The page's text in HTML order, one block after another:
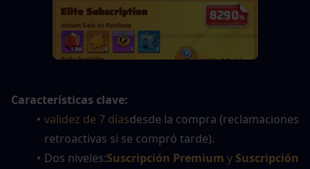
Características clave:
validez de 7 díasdesde la compra (reclamaciones
retroactivas si se compró tarde).
Dos niveles:Suscripción Premium y Suscripción